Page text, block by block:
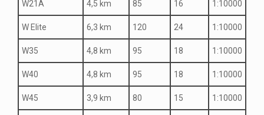
W21A 4,5 km 85 16 1:10000
W Elite 6,3 km 120 24 1:10000
W35 4,8 km 95 18 1:10000
W40 4,8 km 95 18 1:10000
W45 3,9 km 80 15 1:10000